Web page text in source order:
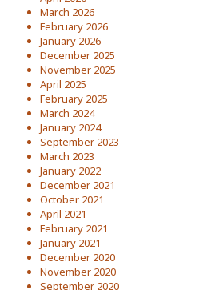
March 2026
February 2026
January 2026
December 2025
November 2025
April 2025
February 2025
March 2024
January 2024
September 2023
March 2023
January 2022
December 2021
October 2021
April 2021
February 2021
January 2021
December 2020
November 2020
September 2020